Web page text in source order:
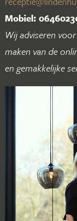
Mobiel:
Wij adviseren
maken van de
en gemakkelijke